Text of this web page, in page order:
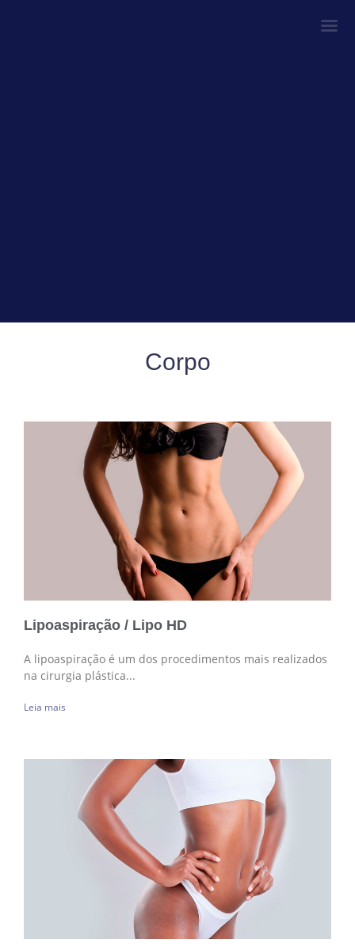
Corpo
Lipoaspiração / Lipo HD
A lipoaspiração é um dos procedimentos mais realizados
na cirurgia plástica...
Leia mais